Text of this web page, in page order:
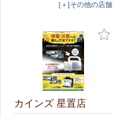
[＋]その他の店舗
カインズ 星置店